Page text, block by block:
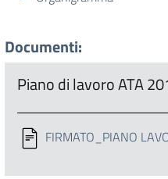
Documenti:
Piano di lavoro ATA
FIRMATO_PIANO